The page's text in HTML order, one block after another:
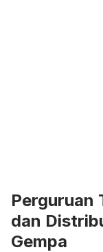
Perguruan
dan
Gempa